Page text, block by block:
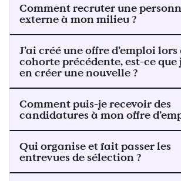
Comment recruter une
externe à mon milieu ?
J’ai créé une offre d’emploi lors
cohorte précédente, est-ce que
en créer une nouvelle ?
Comment puis-je recevoir des
candidatures à mon offre
Qui organise et fait passer les
entrevues de sélection ?